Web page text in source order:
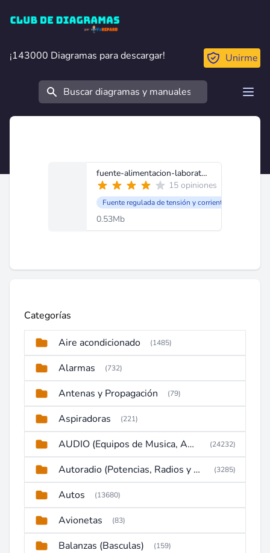
Club de Diagramas
¡143000 Diagramas para descargar!
¡143000 Diagramas para descargar! Unirme
Buscar
fuente-alimentacion-laboratorio.pdf
15 opiniones
Fuente regulada de tensión y corriente ajustable
0.53Mb
Categorías
Aire acondicionado (1485)
Alarmas (732)
Antenas y Propagación (79)
Aspiradoras (221)
AUDIO (Equipos de Musica, Amplificadores, Reproductores, Etc) (24232)
Autoradio (Potencias, Radios y DVD) (3285)
Autos (13680)
Avionetas (83)
Balanzas (Basculas) (159)